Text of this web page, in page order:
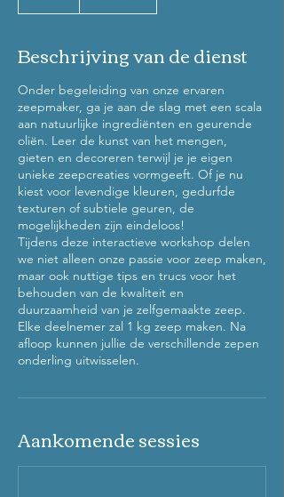
Beschrijving van de dienst
Onder begeleiding van onze ervaren
zeepmaker, ga je aan de slag met een scala
aan natuurlijke ingrediënten en geurende
oliën. Leer de kunst van het mengen,
gieten en decoreren terwijl je je eigen
unieke zeepcreaties vormgeeft. Of je nu
kiest voor levendige kleuren, gedurfde
texturen of subtiele geuren, de
mogelijkheden zijn eindeloos!
Tijdens deze interactieve workshop delen
we niet alleen onze passie voor zeep maken,
maar ook nuttige tips en trucs voor het
behouden van de kwaliteit en
duurzaamheid van je zelfgemaakte zeep.
Elke deelnemer zal 1 kg zeep maken. Na
afloop kunnen jullie de verschillende zepen
onderling uitwisselen.
Aankomende sessies